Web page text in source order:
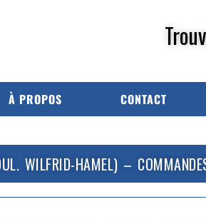
À PROPOS CONTACT
WILFRID-HAMEL) –